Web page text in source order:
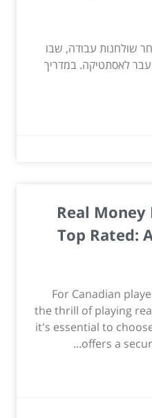
שולחנות עבודה, שבו
לאסתטיקה. במדריך
Real
Top Rated:
For Canadian
the thrill of playing
it's essential to
offers a